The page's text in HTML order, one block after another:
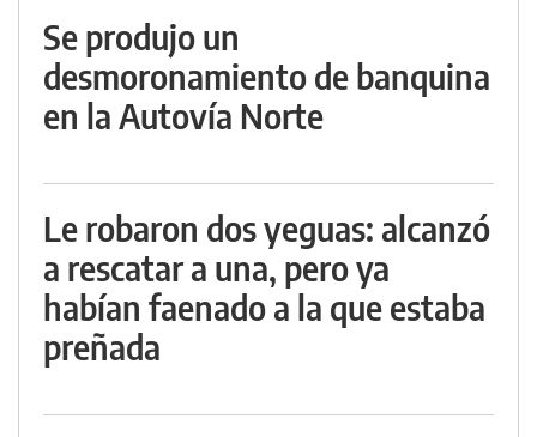
Se produjo un
desmoronamiento de banquina
en la Autovía Norte
Le robaron dos yeguas: alcanzó
a rescatar a una, pero ya
habían faenado a la que estaba
preñada